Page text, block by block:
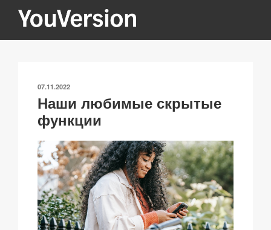
YOUVERSION
Seeking God every day.
ОПУБЛИКОВАНО
07.11.2022
Наши любимые скрытые
функции